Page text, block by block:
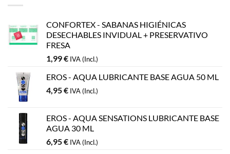
CONFORTEX - SABANAS HIGIÉNICAS
DESECHABLES INVIDUAL + PRESERVATIVO
FRESA
1,99€ IVA (Incl.)
EROS - AQUA LUBRICANTE BASE AGUA 50 ML
4,95€ IVA (Incl.)
EROS - AQUA SENSATIONS LUBRICANTE BASE
AGUA 30 ML
6,95€ IVA (Incl.)